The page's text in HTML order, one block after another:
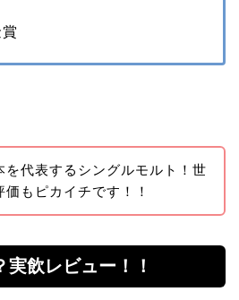
を代表するシングルモルト！世
価もピカイチです！！
飲レビュー！！